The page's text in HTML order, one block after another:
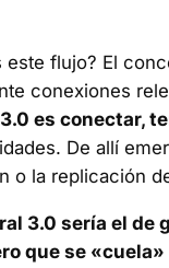
este flujo? El
conexiones
es conectar,
De allí
o la replicación
3.0 sería el
que se